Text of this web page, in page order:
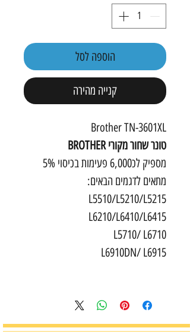
הוספה לסל
קנייה מהירה
Brother TN-3601XL
טונר שחור מקורי BROTHER
מספיק לכ6,000 פעימות בכיסוי 5%
מתאים לדגמים הבאים:
L5510/L5210/L5215
L6210/L6410/L6415
L5710/ L6710
L6910DN/ L6915